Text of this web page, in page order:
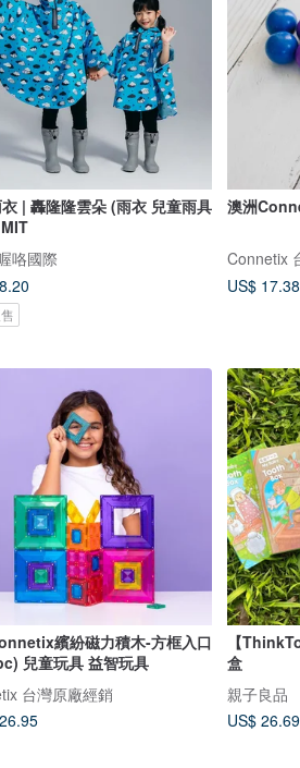
| 轟隆隆雲朵 (雨衣 兒童雨具
MIT
咯國際
澳洲
Connetix
US$ 17.38
繽紛磁力積木-方框入口
兒童玩具 益智玩具
台灣原廠經銷
【
盒
親子良品
US$ 26.69